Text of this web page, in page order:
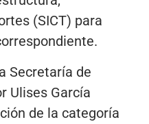
(SICT) para
Secretaría de
Ulises García
de la categoría